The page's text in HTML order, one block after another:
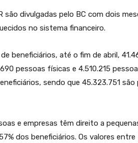
divulgadas pelo BC com dois
no sistema financeiro.
beneficiários, até o fim de abril,
pessoas físicas e 4.510.215
sendo que 45.323.751
e empresas têm direito a
dos beneficiários. Os valores entre